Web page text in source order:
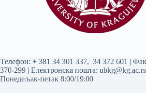
Tелефон: + 381 34 301 337, 34 372 601 |
370-299 | Електронска пошта: ubkg@kg.ac.rs
Понедељак-петак 8:00/19:00